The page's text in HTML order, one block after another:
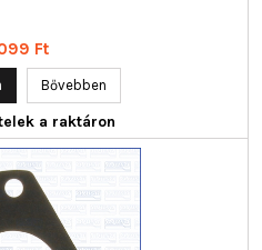
Ft
Bővebben
a raktáron